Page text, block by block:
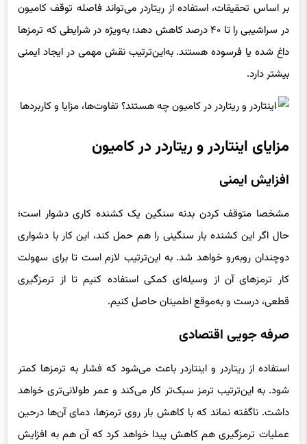
بر اساس تحقیقات، استفاده از ریتاردر می‌تواند فاصله توقف کامیون
در سراشیبی را تا ۴۰ درصد کاهش دهد؛ به‌ویژه در شرایطی که ترمزها
داغ شده یا فرسوده هستند. به‌این‌ترتیب نقش مهمی در ایجاد ایمنی
بیشتر دارد.
مزایای اینتاردر و ریتاردر در کامیون
افزایش ایمنی
مشخصا متوقف کردن بدنه سنگین یک کشنده کاری دشوار است؛
حال اگر این کشنده بار سنگینی را هم حمل کند، این کار با دشواری
دوچندان روبه‌رو خواهد شد. به این‌ترتیب لازم است تا برای سهولت
کار ترمزهای آن از وسیله‌ای کمکی استفاده کنیم تا از ترمزگیری
قطعی، درست و به‌موقع اطمینان حاصل کنیم.
صرفه جویی اقتصادی
استفاده از ریتاردر و اینتاردر باعث می‌شود که فشار به ترمزها کمتر
شود. به این‌ترتیب ترمز سبک‌تر کار می‌کند و عمر طولانی‌تری خواهد
داشت. ناگفته نماند که با کاهش بار روی ترمزها، دمای آن‌ها درحین
عملیات ترمزگیری هم کاهش پیدا خواهد کرد که آن هم به افزایش